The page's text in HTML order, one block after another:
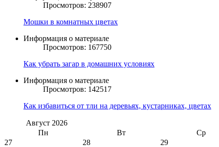
Просмотров: 238907
Мошки в комнатных цветах
Информация о материале
Просмотров: 167750
Как убрать загар в домашних условиях
Информация о материале
Просмотров: 142517
Как избавиться от тли на деревьях, кустарниках, цветах
Август 2026
Пн
Вт
Ср
27
28 29